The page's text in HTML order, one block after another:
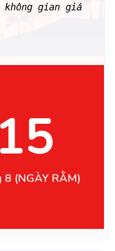
gian giá
15
8 (NGÀY RẰM)